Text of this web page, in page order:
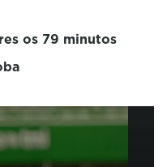
os 79 minutos